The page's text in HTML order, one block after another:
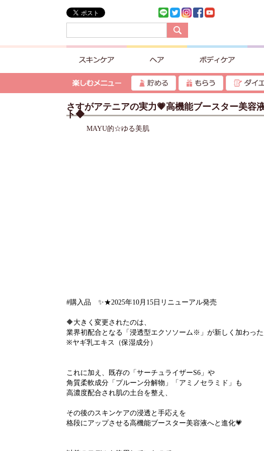
さすがアテニアの実力💗高機能ブースター美
ト◆
MAYU的☆ゆる美肌
#購入品 ✨★2025年10月15日リニューアル発売
🔶大きく変更されたのは、
業界初配合となる「浸透型エクソソーム※」が新しく加わった
※ヤギ乳エキス（保湿成分）
これに加え、既存の「サーチュライザーS6」や
角質柔軟成分「プルーン分解物」「アミノセラミド」も
高濃度配合され肌の土台を整え、
その後のスキンケアの浸透と手応えを
格段にアップさせる高機能ブースター美容液へと進化💗